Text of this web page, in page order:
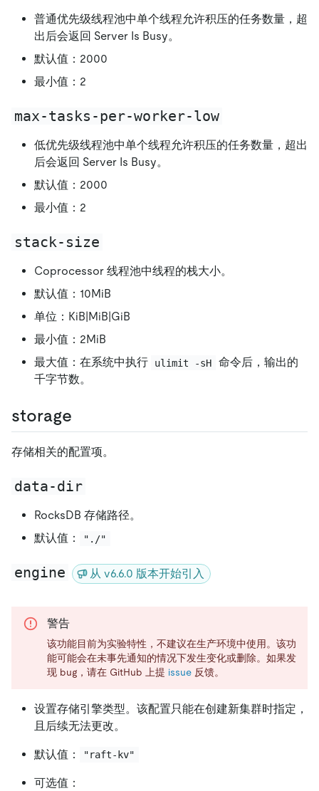
普通优先级线程池中单个线程允许积压的任务数量，超
出后会返回 Server Is Busy。
默认值：2000
最小值：2
max-tasks-per-worker-low
低优先级线程池中单个线程允许积压的任务数量，超出
后会返回 Server Is Busy。
默认值：2000
最小值：2
stack-size
Coprocessor 线程池中线程的栈大小。
默认值：10MiB
单位：KiB|MiB|GiB
最小值：2MiB
最大值：在系统中执行
ulimit -sH
命令后，输出的
千字节数。
storage
存储相关的配置项。
data-dir
RocksDB 存储路径。
默认值：
"./"
engine 从 v6.6.0 版本开始引入
警告
该功能目前为实验特性，不建议在生产环境中使用。该功
能可能会在未事先通知的情况下发生变化或删除。如果发
现 bug，请在 GitHub 上提 issue 反馈。
设置存储引擎类型。该配置只能在创建新集群时指定，
且后续无法更改。
默认值： "raft-kv"
可选值：